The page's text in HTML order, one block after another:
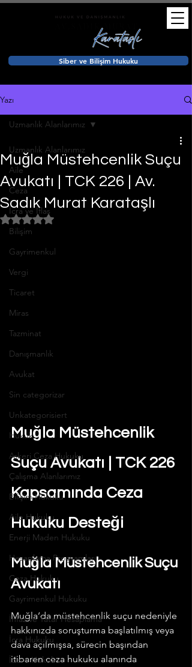
Siber ve Bilişim Hukuku
Yazı
Uzmanlık Alanlarımız
Aile
Ceza
İcra ve İflas
Bilişim
Gayrimenkul
Vergi
Ticaret
Miras
Tazminat
Danışmanlık
Avukat
Sin categorizar
Unkategorisiert
Hukuk
Askeri Ceza Hukuku
Çalışma Alanlarımız
Bilişim Hukuku
Aile Hukuku
Enerji Maden Hukuku
Hesaplama Programları
Ceza Hukuku
Gayrimenkul Hukuku
İnfaz ve Yatar Hesaplama
İcra Hukuku
İdare Hukuku
Uzmanlık Alanlarımız
Muğla Müstehcenlik Suçu
Avukatı | TCK 226 | Av.
Sadık Murat Karataşlı
5 üzerinden NaN yıldız
Muğla Müstehcenlik
Suçu Avukatı | TCK 226
Kapsamında Ceza
Hukuku Desteği
Muğla Müstehcenlik Suçu
Avukatı
Muğla’da müstehcenlik suçu nedeniyle
hakkınızda soruşturma başlatılmış veya
dava açılmışsa, sürecin başından
itibaren ceza hukuku alanında